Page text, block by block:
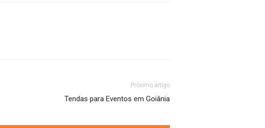
Próximo artigo
Tendas para Eventos em Goiânia